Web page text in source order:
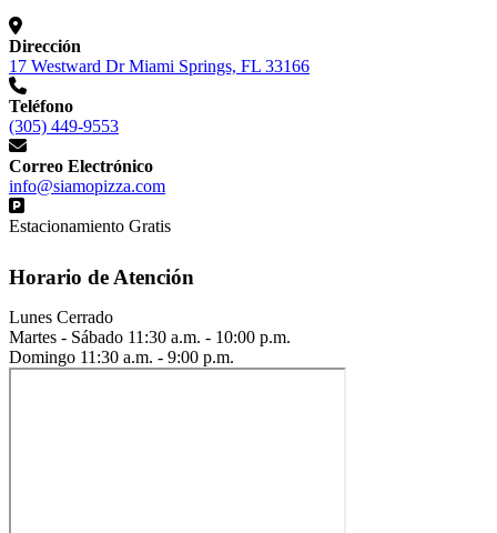
Dirección
17 Westward Dr Miami Springs, FL 33166
Teléfono
(305) 449-9553
Correo Electrónico
info@siamopizza.com
Estacionamiento Gratis
Horario de Atención
Lunes Cerrado
Martes - Sábado 11:30 a.m. - 10:00 p.m.
Domingo 11:30 a.m. - 9:00 p.m.